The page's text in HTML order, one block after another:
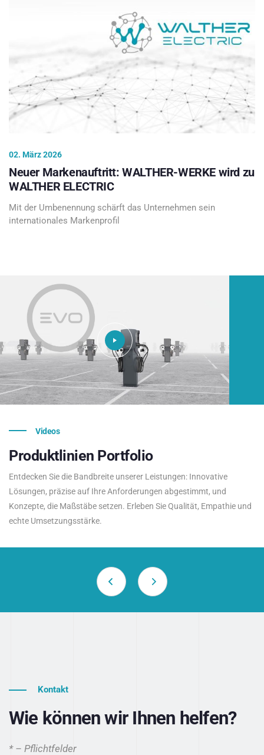
02. März 2026
Neuer Markenauftritt: WALTHER-WERKE wird zu
WALTHER ELECTRIC
Mit der Umbenennung schärft das Unternehmen sein
internationales Markenprofil
Videos
Produktlinien Portfolio
Entdecken Sie die Bandbreite unserer Leistungen: Innovative
Lösungen, präzise auf Ihre Anforderungen abgestimmt, und
Konzepte, die Maßstäbe setzen. Erleben Sie Qualität, Empathie und
echte Umsetzungsstärke.
Kontakt
Wie können wir Ihnen helfen?
* – Pflichtfelder